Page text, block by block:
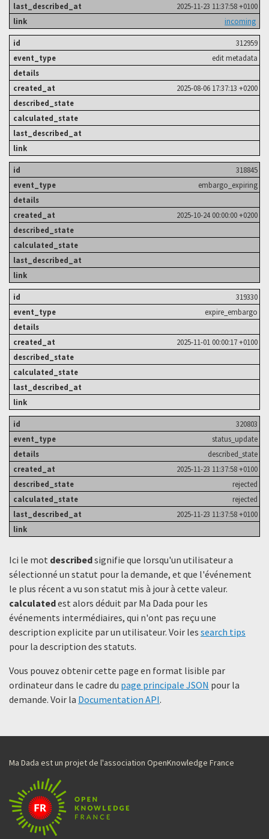
2025-11-23 11:37:58 +0100
incoming
312959
edit metadata
2025-08-06 17:37:13 +0200
318845
embargo_expiring
2025-10-24 00:00:00 +0200
319330
expire_embargo
2025-11-01 00:00:17 +0100
320803
status_update
described_state
2025-11-23 11:37:58 +0100
rejected
rejected
2025-11-23 11:37:58 +0100
Ici le mot describedsignifie que lorsqu'un utilisateur a
sélectionné un statut ​​pour la demande, et que l'événement
le plus récent a vu son statut mis à jour à cette valeur.
calculatedest alors déduit par Ma Dada pour les
événements intermédiaires, qui n'ont pas reçu une
description explicite par un utilisateur. Voir les search tips
pour la description des statuts.
Vous pouvez obtenir cette page en format lisible par
ordinateur dans le cadre du page principale JSON pour la
demande. Voir la Documentation API.
Ma Dada est un projet de l'association OpenKnowledge France